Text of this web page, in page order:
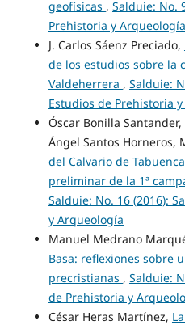
geofísicas , Salduie: No.
Prehistoria y Arqueología
J. Carlos Sáenz Preciado,
de los estudios sobre la
Valdeherrera , Salduie:
Estudios de Prehistoria
Óscar Bonilla
Ángel Santos Horneros,
del Calvario de
preliminar de la 1ª
Salduie: No. 16 (2016):
y Arqueología
Manuel Medrano
Basa: reflexiones sobre
precristianas , Salduie:
de Prehistoria y
César Heras Martínez,